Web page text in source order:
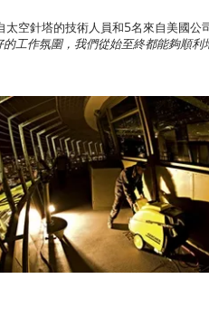
空針塔的技術人員和5名來自美國公
工作氛圍，我們從始至終都能夠順利